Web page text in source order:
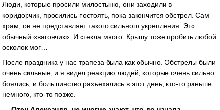
Люди, которые просили милостыню, они заходили в
коридорчик, просились постоять, пока закончится обстрел. Сам
храм, он не представляет такого сильного укрепления. Это
обычный «вагончик». И стекла много. Крышу тоже пробить любой
осколок мог…
После праздника у нас трапеза была как обычно. Обстрелы были
очень сильные, и я видел реакцию людей, которые очень сильно
боялись, и большинство разъехались в этот день, кто-то раньше
немного, кто-то позже.